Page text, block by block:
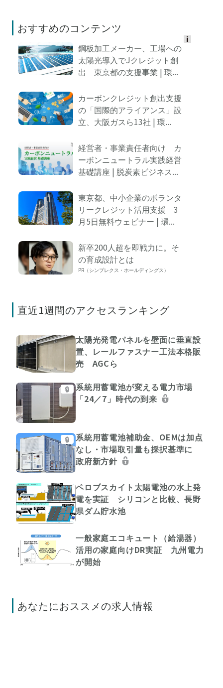
おすすめのコンテンツ
鋼板加工メーカー、工場への
太陽光導入でJクレジット創
出 東京都の支援事業 | 環...
カーボンクレジット創出支援
の「国際的アライアンス」設
立、大阪ガスら13社 | 環...
経営者・事業責任者向け カ
ーボンニュートラル実践経営
基礎講座 | 脱炭素ビジネス...
東京都、中小企業のボランタ
リークレジット活用支援 3
月5日無料ウェビナー | 環...
新卒200人超を即戦力に。そ
の育成設計とは
PR（シンプレクス・ホールディングス）
直近1週間のアクセスランキング
太陽光発電パネルを壁面に垂直設
置、レールファスナー工法本格販
売 AGCら
🔒
系統用蓄電池が変える電力市場
「24／7」時代の到来
🔒
系統用蓄電池補助金、OEMは加点
なし・市場取引量も採択基準に
政府新方針
ペロブスカイト太陽電池の水上発
電を実証 シリコンと比較、長野
県ダム貯水池
一般家庭エコキュート（給湯器）
活用の家庭向けDR実証 九州電力
が開始
あなたにおススメの求人情報